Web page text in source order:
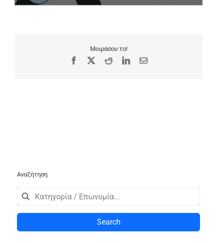
Μοιράσου το!
Facebook RedditLinkedIn
Email
Αναζήτηση
Search